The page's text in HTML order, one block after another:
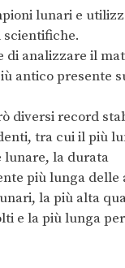
lunari e
di analizzare il
antico presente
diversi record
tra cui il più
lunare, la durata
più lunga delle
la più alta
e la più lunga